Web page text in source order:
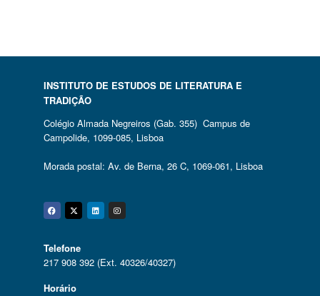
INSTITUTO DE ESTUDOS DE LITERATURA E
TRADIÇÃO
Colégio Almada Negreiros (Gab. 355) Campus de
Campolide, 1099-085, Lisboa
Morada postal: Av. de Berna, 26 C, 1069-061, Lisboa
Facebook
Twitter
Linkedin
Instagram
Telefone
217 908 392 (Ext. 40326/40327)
Horário